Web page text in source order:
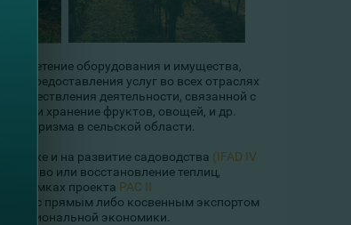
оборудования и имущества,
предоставления услуг во всех отраслях
осуществления деятельности, связанной с
сбор и хранение фруктов, овощей, и др.
в сельской области.
также и на развитие садоводства (IFAD IV
или восстановление теплиц,
в рамках проекта PAC II
с прямым либо косвенным экспортом
национальной экономики.